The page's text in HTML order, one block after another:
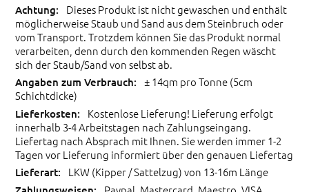
Dieses Produkt ist nicht gewaschen und enthält
möglicherweise Staub und Sand aus dem Steinbruch oder
vom Transport. Trotzdem können Sie das Produkt normal
verarbeiten, denn durch den kommenden Regen wäscht
sich der Staub/Sand von selbst ab.
± 14qm pro Tonne (5cm
Schichtdicke)
Kostenlose Lieferung! Lieferung erfolgt
innerhalb 3-4 Arbeitstagen nach Zahlungseingang.
Liefertag nach Absprach mit Ihnen. Sie werden immer 1-2
Tagen vor Lieferung informiert über den genauen Liefertag
LKW (Kipper / Sattelzug) von 13-16m Länge